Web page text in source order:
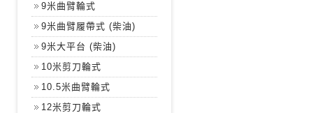
9米曲臂輪式
9米曲臂履帶式 (柴油)
9米大平台 (柴油)
10米剪刀輪式
10.5米曲臂輪式
12米剪刀輪式